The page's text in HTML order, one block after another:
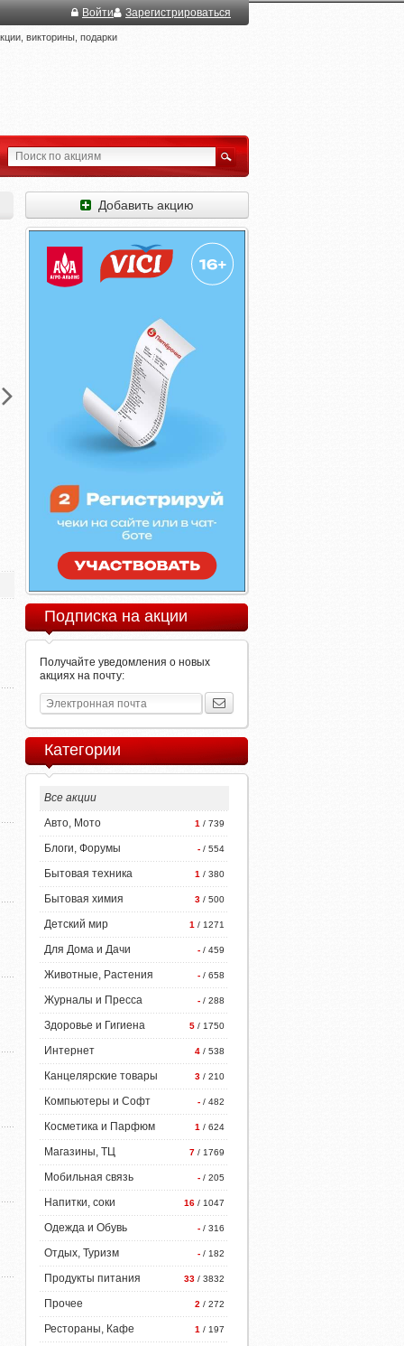
Войти Зарегистрироваться
викторины, подарки
Добавить акцию
Подписка на акции
Получайте уведомления о новых
акциях на почту:
Категории
Все акции
1 / 739
Авто, Мото
- / 554
Блоги, Форумы
1 / 380
Бытовая техника
3 / 500
Бытовая химия
1 / 1271
Детский мир
- / 459
Для Дома и Дачи
- / 658
Животные, Растения
- / 288
Журналы и Пресса
5 / 1750
Здоровье и Гигиена
4 / 538
Интернет
3 / 210
Канцелярские товары
- / 482
Компьютеры и Софт
1 / 624
Косметика и Парфюм
7 / 1769
Магазины, ТЦ
- / 205
Мобильная связь
16 / 1047
Напитки, соки
- / 316
Одежда и Обувь
- / 182
Отдых, Туризм
33 / 3832
Продукты питания
2 / 272
Прочее
1 / 197
Рестораны, Кафе